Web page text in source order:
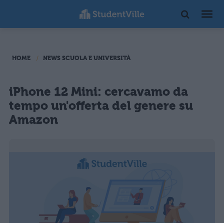
HOME NEWS SCUOLA E UNIVERSITÀ
iPhone 12 Mini: cercavamo da
tempo un'offerta del genere su
Amazon